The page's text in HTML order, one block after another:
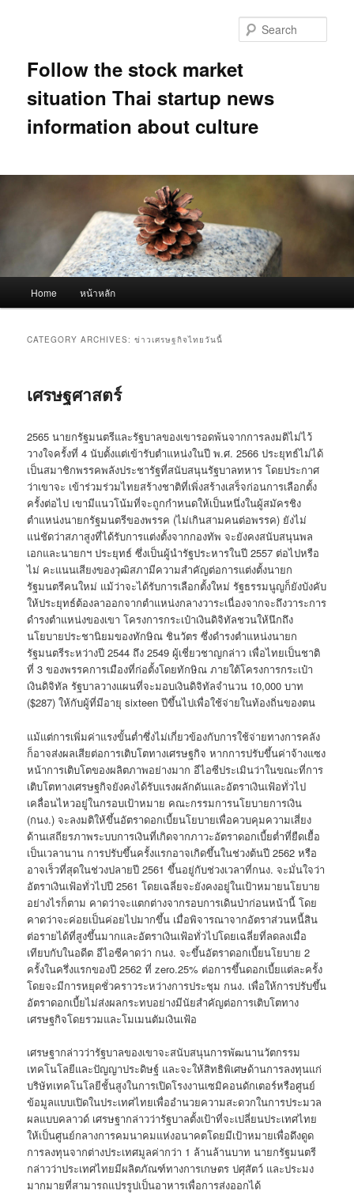
Follow the stock market
situation Thai startup news
information about culture
Home หน้าหลัก
CATEGORY ARCHIVES:ข่าวเศรษฐกิจไทยวันนี้
เศรษฐศาสตร์
2565 นายกรัฐมนตรีและรัฐบาลของเขารอดพ้นจากการลงมติไม่ไว้
วางใจครั้งที่ 4 นับตั้งแต่เข้ารับตำแหน่งในปี พ.ศ. 2566 ประยุทธ์ไม่ได้
เป็นสมาชิกพรรคพลังประชารัฐที่สนับสนุนรัฐบาลทหาร โดยประกาศ
ว่าเขาจะ เข้าร่วมร่วมไทยสร้างชาติที่เพิ่งสร้างเสร็จก่อนการเลือกตั้ง
ครั้งต่อไป เขามีแนวโน้มที่จะถูกกำหนดให้เป็นหนึ่งในผู้สมัครชิง
ตำแหน่งนายกรัฐมนตรีของพรรค (ไม่เกินสามคนต่อพรรค) ยังไม่
แน่ชัดว่าสภาสูงที่ได้รับการแต่งตั้งจากกองทัพ จะยังคงสนับสนุนพล
เอกและนายกฯ ประยุทธ์ ซึ่งเป็นผู้นำรัฐประหารในปี 2557 ต่อไปหรือ
ไม่ คะแนนเสียงของวุฒิสภามีความสำคัญต่อการแต่งตั้งนายก
รัฐมนตรีคนใหม่ แม้ว่าจะได้รับการเลือกตั้งใหม่ รัฐธรรมนูญก็ยังบังคับ
ให้ประยุทธ์ต้องลาออกจากตำแหน่งกลางวาระเนื่องจากจะถึงวาระการ
ดำรงตำแหน่งของเขา โครงการกระเป๋าเงินดิจิทัลชวนให้นึกถึง
นโยบายประชานิยมของทักษิณ ชินวัตร ซึ่งดำรงตำแหน่งนายก
รัฐมนตรีระหว่างปี 2544 ถึง 2549 ผู้เชี่ยวชาญกล่าว เพื่อไทยเป็นชาติ
ที่ 3 ของพรรคการเมืองที่ก่อตั้งโดยทักษิณ ภายใต้โครงการกระเป๋า
เงินดิจิทัล รัฐบาลวางแผนที่จะมอบเงินดิจิทัลจำนวน 10,000 บาท
($287) ให้กับผู้ที่มีอายุ sixteen ปีขึ้นไปเพื่อใช้จ่ายในท้องถิ่นของตน
แม้แต่การเพิ่มค่าแรงขั้นต่ำซึ่งไม่เกี่ยวข้องกับการใช้จ่ายทางการคลัง
ก็อาจส่งผลเสียต่อการเติบโตทางเศรษฐกิจ หากการปรับขึ้นค่าจ้างแซง
หน้าการเติบโตของผลิตภาพอย่างมาก อีไอซีประเมินว่าในขณะที่การ
เติบโตทางเศรษฐกิจยังคงได้รับแรงผลักดันและอัตราเงินเฟ้อทั่วไป
เคลื่อนไหวอยู่ในกรอบเป้าหมาย คณะกรรมการนโยบายการเงิน
(กนง.) จะลงมติให้ขึ้นอัตราดอกเบี้ยนโยบายเพื่อควบคุมความเสี่ยง
ด้านเสถียรภาพระบบการเงินที่เกิดจากภาวะอัตราดอกเบี้ยต่ำที่ยืดเยื้อ
เป็นเวลานาน การปรับขึ้นครั้งแรกอาจเกิดขึ้นในช่วงต้นปี 2562 หรือ
อาจเร็วที่สุดในช่วงปลายปี 2561 ขึ้นอยู่กับช่วงเวลาที่กนง. จะมั่นใจว่า
อัตราเงินเฟ้อทั่วไปปี 2561 โดยเฉลี่ยจะยังคงอยู่ในเป้าหมายนโยบาย
อย่างไรก็ตาม คาดว่าจะแตกต่างจากรอบการเดินป่าก่อนหน้านี้ โดย
คาดว่าจะค่อยเป็นค่อยไปมากขึ้น เมื่อพิจารณาจากอัตราส่วนหนี้สิน
ต่อรายได้ที่สูงขึ้นมากและอัตราเงินเฟ้อทั่วไปโดยเฉลี่ยที่ลดลงเมื่อ
เทียบกับในอดีต อีไอซีคาดว่า กนง. จะขึ้นอัตราดอกเบี้ยนโยบาย 2
ครั้งในครึ่งแรกของปี 2562 ที่ zero.25% ต่อการขึ้นดอกเบี้ยแต่ละครั้ง
โดยจะมีการหยุดชั่วคราวระหว่างการประชุม กนง. เพื่อให้การปรับขึ้น
อัตราดอกเบี้ยไม่ส่งผลกระทบอย่างมีนัยสำคัญต่อการเติบโตทาง
เศรษฐกิจโดยรวมและโมเมนตัมเงินเฟ้อ
เศรษฐากล่าวว่ารัฐบาลของเขาจะสนับสนุนการพัฒนานวัตกรรม
เทคโนโลยีและปัญญาประดิษฐ์ และจะให้สิทธิพิเศษด้านการลงทุนแก่
บริษัทเทคโนโลยีชั้นสูงในการเปิดโรงงานเซมิคอนดักเตอร์หรือศูนย์
ข้อมูลแบบเปิดในประเทศไทยเพื่ออำนวยความสะดวกในการประมวล
ผลแบบคลาวด์ เศรษฐากล่าวว่ารัฐบาลตั้งเป้าที่จะเปลี่ยนประเทศไทย
ให้เป็นศูนย์กลางการคมนาคมแห่งอนาคตโดยมีเป้าหมายเพื่อดึงดูด
การลงทุนจากต่างประเทศมูลค่ากว่า 1 ล้านล้านบาท นายกรัฐมนตรี
กล่าวว่าประเทศไทยมีผลิตภัณฑ์ทางการเกษตร ปศุสัตว์ และประมง
มากมายที่สามารถแปรรูปเป็นอาหารเพื่อการส่งออกได้